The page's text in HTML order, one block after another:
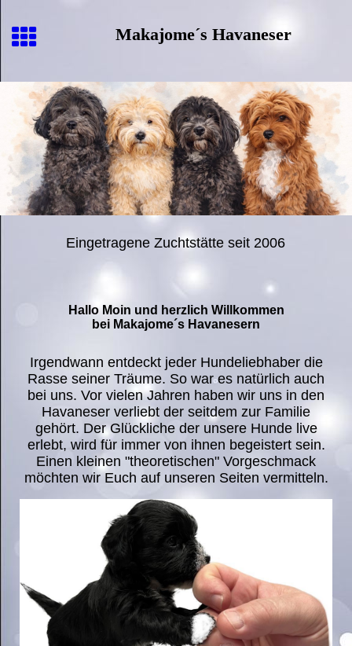
Makajome´s Havaneser
Eingetragene Zuchtstätte seit 2006
Hallo Moin und herzlich Willkommen
bei Makajome´s Havanesern
Irgendwann entdeckt jeder Hundeliebhaber die
Rasse seiner Träume. So war es natürlich auch
bei uns. Vor vielen Jahren haben wir uns in den
Havaneser verliebt der seitdem zur Familie
gehört. Der Glückliche der unsere Hunde live
erlebt, wird für immer von ihnen begeistert sein.
Einen kleinen "theoretischen" Vorgeschmack
möchten wir Euch auf unseren Seiten vermitteln.